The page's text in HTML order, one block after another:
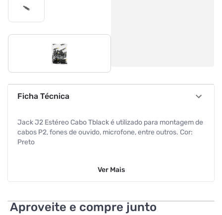
Ficha Técnica
Jack J2 Estéreo Cabo Tblack é utilizado para montagem de
cabos P2, fones de ouvido, microfone, entre outros. Cor:
Preto
Comprimento do conector: 4 centímetros Largura do
conector: 1 centímetro
Ver Mais
Aproveite e compre junto